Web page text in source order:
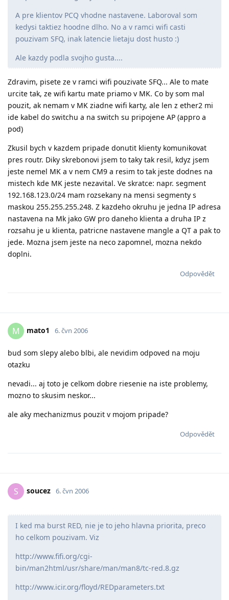
A pre klientov PCQ vhodne nastavene. Laboroval som
kedysi taktiez hoodne dlho. No a v ramci wifi casti
pouzivam SFQ, inak latencie lietaju dost husto :)
Ale kazdy podla svojho gusta....
Zdravim, pisete ze v ramci wifi pouzivate SFQ... Ale to mate
urcite tak, ze wifi kartu mate priamo v MK. Co by som mal
pouzit, ak nemam v MK ziadne wifi karty, ale len z ether2 mi
ide kabel do switchu a na switch su pripojene AP (appro a
pod)
Zkusil bych v kazdem pripade donutit klienty komunikovat
pres routr. Diky skrebonovi jsem to taky tak resil, kdyz jsem
jeste nemel MK a v nem CM9 a resim to tak jeste dodnes na
mistech kde MK jeste nezavital. Ve skratce: napr. segment
192.168.123.0/24 mam rozsekany na mensi segmenty s
maskou 255.255.255.248. Z kazdeho okruhu je jedna IP adresa
nastavena na Mk jako GW pro daneho klienta a druha IP z
rozsahu je u klienta, patricne nastavene mangle a QT a pak to
jede. Mozna jsem jeste na neco zapomnel, mozna nekdo
doplni.
Odpovědět
M mato1 6. čvn 2006
bud som slepy alebo blbi, ale nevidim odpoved na moju
otazku
nevadi... aj toto je celkom dobre riesenie na iste problemy,
mozno to skusim neskor...
ale aky mechanizmus pouzit v mojom pripade?
Odpovědět
S soucez 6. čvn 2006
I ked ma burst RED, nie je to jeho hlavna priorita, preco
ho celkom pouzivam. Viz
http://www.fifi.org/cgi-
bin/man2html/usr/share/man/man8/tc-red.8.gz
http://www.icir.org/floyd/REDparameters.txt